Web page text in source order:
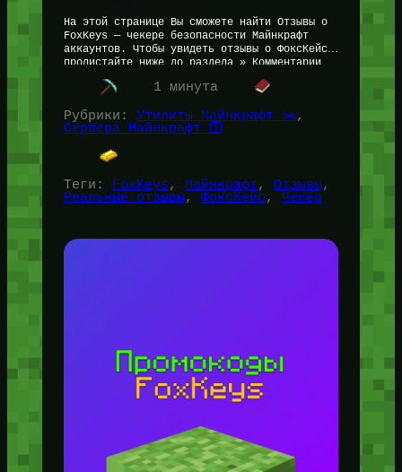
На этой странице Вы сможете найти Отзывы о
FoxKeys — чекере безопасности Майнкрафт
аккаунтов. Чтобы увидеть отзывы о ФоксКейс,
пролистайте ниже до раздела » Комментарии
«. Личный отзыв автора статьи…
1 минута
Рубрики: Утилиты Майнкрафт ✂️
Сервера Майнкрафт 🛜
Теги: FoxKeys, Майнкрафт, Отзывы
Реальные отзывы, ФоксКейс, Чекер